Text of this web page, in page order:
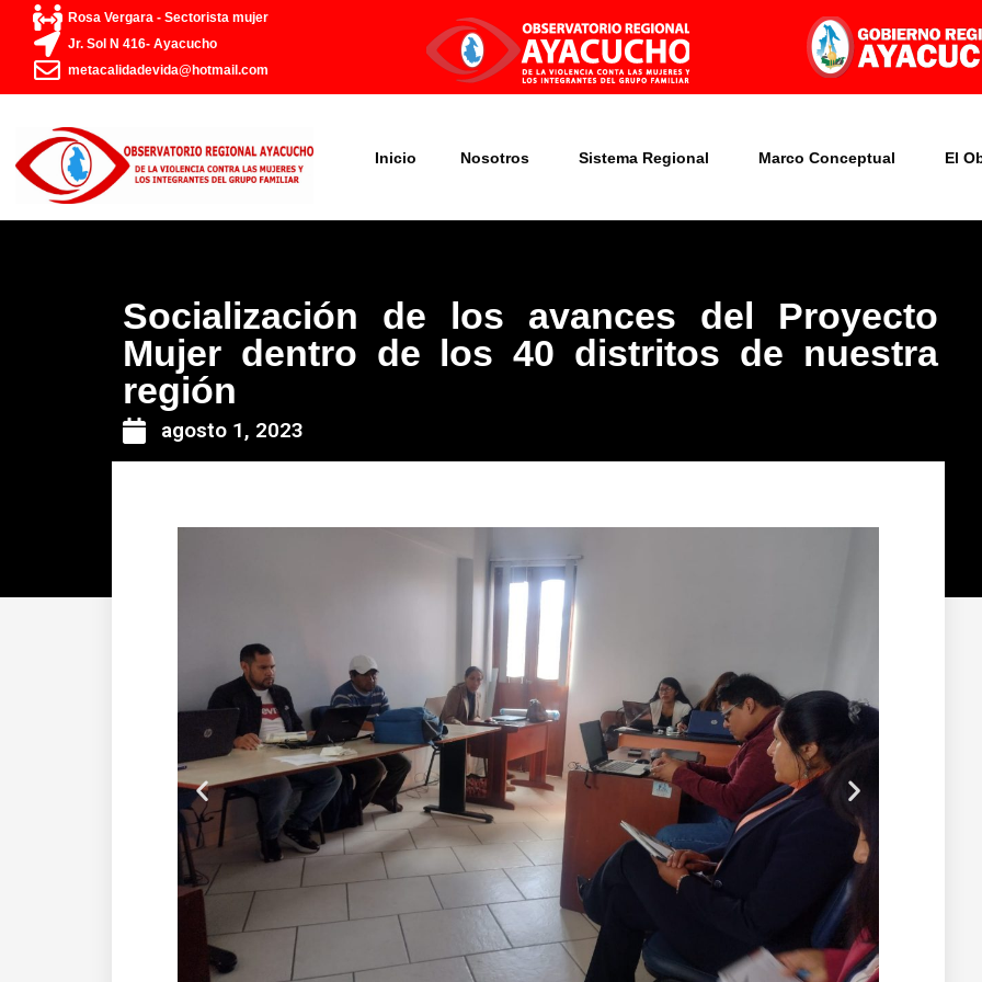
contenido
Rosa Vergara - Sectorista mujer
Jr. Sol N 416- Ayacucho
metacalidadevida@hotmail.com
Inicio Nosotros Sistema Regional Marco Conceptual El
Socialización de los avances del Proyecto
Mujer dentro de los 40 distritos de nuestra
región
agosto 1, 2023
Anterior Siguiente